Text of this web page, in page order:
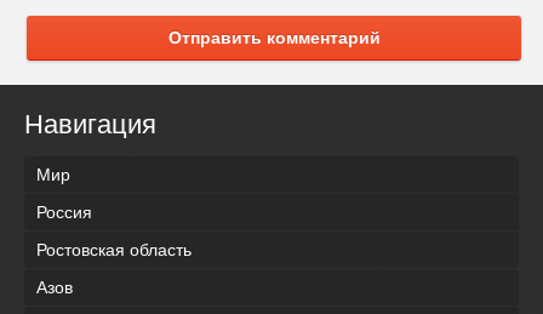
Отправить комментарий
Навигация
Мир
Россия
Ростовская область
Азов